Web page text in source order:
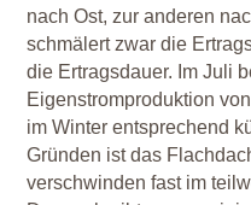
nach Ost, zur anderen
schmälert zwar die
die Ertragsdauer. Im Juli
Eigenstromproduktion
im Winter entsprechend
Gründen ist das
verschwinden fast im